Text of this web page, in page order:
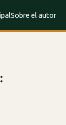
Sobre el autor